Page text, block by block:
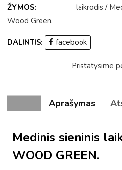
ŽYMOS: laikrodis /
Wood Green.
DALINTIS: facebook
Pristatysime
Aprašymas
Medinis sieninis
WOOD GREEN.